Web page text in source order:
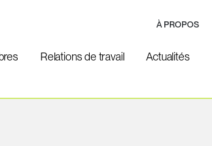
À PROPOS
Relations de travail Actualités